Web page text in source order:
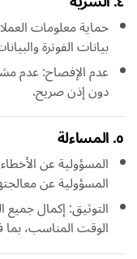
حماية معلومات
بيانات الفوترة
عدم الإفصاح: عدم
دون إذن صريح.
٥. المساءلة
المسؤولية عن
المسؤولية عن
التوثيق: إكمال
الوقت المناسب، بما